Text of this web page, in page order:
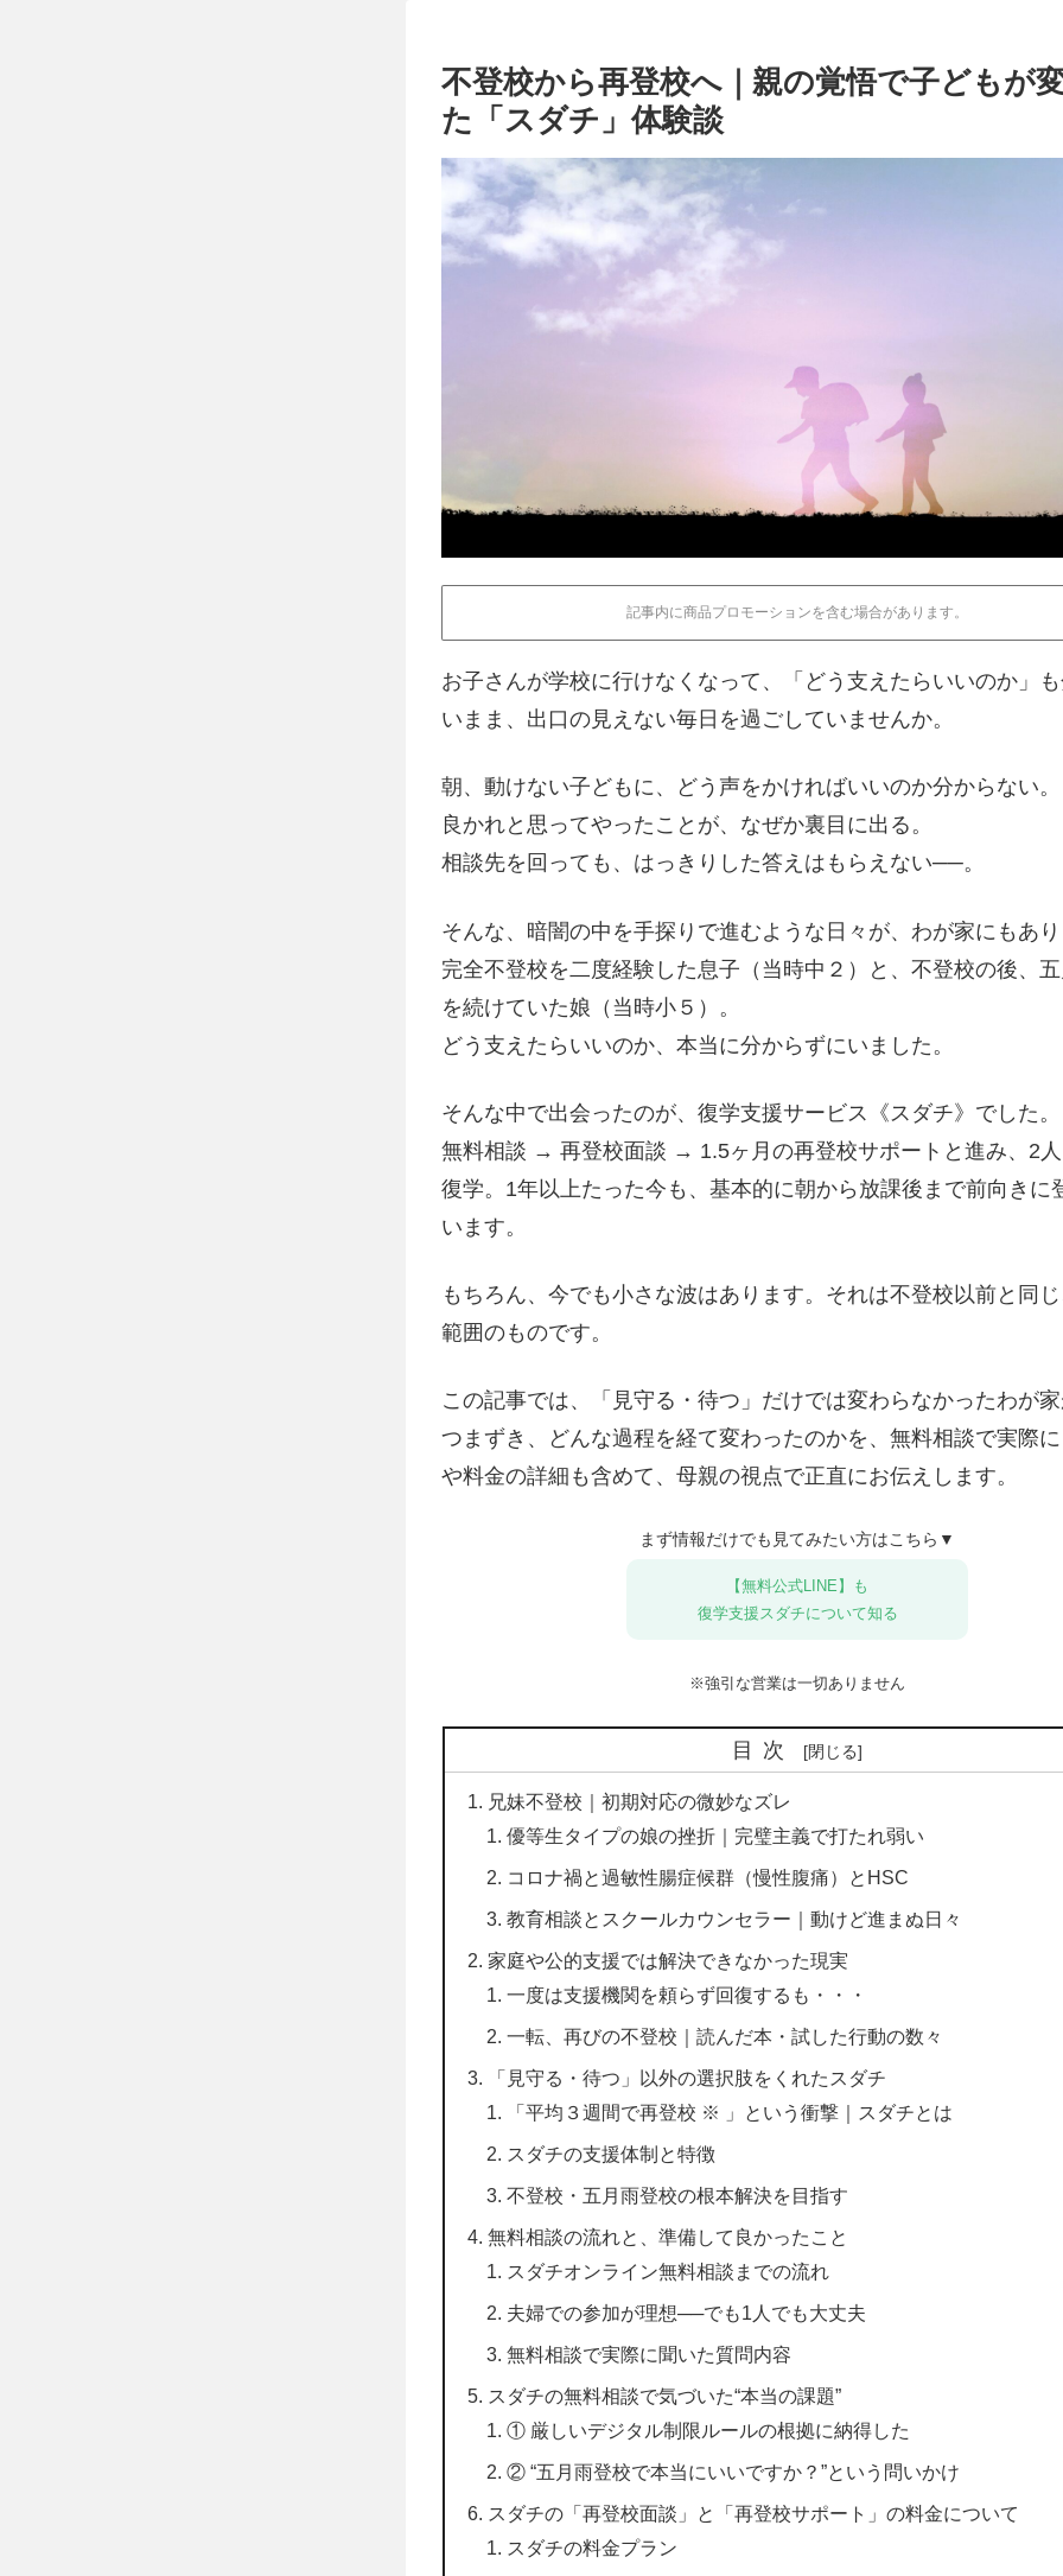
不登校から再登校へ｜親の覚悟で子どもが
た「スダチ」体験談
記事内に商品プロモーションを含む場合があります。
お子さんが学校に行けなくなって、「どう支えたらいいのか」
いまま、出口の見えない毎日を過ごしていませんか。
朝、動けない子どもに、どう声をかければいいのか分からない。
良かれと思ってやったことが、なぜか裏目に出る。
相談先を回っても、はっきりした答えはもらえない──。
そんな、暗闇の中を手探りで進むような日々が、わが家にもあ
完全不登校を二度経験した息子（当時中２）と、不登校の後、
を続けていた娘（当時小５）。
どう支えたらいいのか、本当に分からずにいました。
そんな中で出会ったのが、復学支援サービス《スダチ》でした。
無料相談 → 再登校面談 → 1.5ヶ月の再登校サポートと進み、2
復学。1年以上たった今も、基本的に朝から放課後まで前向きに
います。
もちろん、今でも小さな波はあります。それは不登校以前と同
範囲のものです。
この記事では、「見守る・待つ」だけでは変わらなかったわが
つまずき、どんな過程を経て変わったのかを、無料相談で実際
や料金の詳細も含めて、母親の視点で正直にお伝えします。
まず情報だけでも見てみたい方はこちら▼
【無料公式LINE】も
復学支援スダチについて知る
※強引な営業は一切ありません
目次
兄妹不登校｜初期対応の微妙なズレ
優等生タイプの娘の挫折｜完璧主義で打たれ弱い
コロナ禍と過敏性腸症候群（慢性腹痛）とHSC
教育相談とスクールカウンセラー｜動けど進まぬ日々
家庭や公的支援では解決できなかった現実
一度は支援機関を頼らず回復するも・・・
一転、再びの不登校｜読んだ本・試した行動の数々
「見守る・待つ」以外の選択肢をくれたスダチ
「平均３週間で再登校 ※ 」という衝撃｜スダチとは
スダチの支援体制と特徴
不登校・五月雨登校の根本解決を目指す
無料相談の流れと、準備して良かったこと
スダチオンライン無料相談までの流れ
夫婦での参加が理想──でも1人でも大丈夫
無料相談で実際に聞いた質問内容
スダチの無料相談で気づいた“本当の課題”
① 厳しいデジタル制限ルールの根拠に納得した
② “五月雨登校で本当にいいですか？”という問いかけ
スダチの「再登校面談」と「再登校サポート」の料金について
スダチの料金プラン